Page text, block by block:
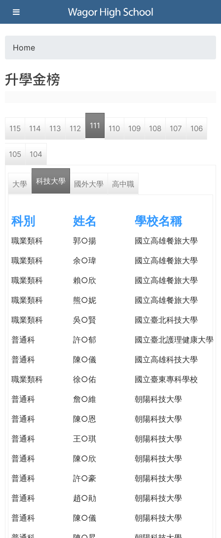
Jump to navigation
葳
格
高
學
格。
WAGOR
TODAY
THE
WORLD
PUTTING
YOU
THE
o
a
r
e
e
r
e
Home
升學金榜
115 114 113 112 111 110 109 108 107 106
105 104
大學 科技大學 國外大學 高中職
科別 姓名 學校名稱
職業類科 郭○揚
國立高雄餐旅大學
職業類科
余○瑋
國立高雄餐旅大學
職業類科
賴○欣
國立高雄餐旅大學
職業類科
熊○妮
國立高雄餐旅大學
職業類科
吳○賢
國立臺北科技大學
普通科
許○郁
國立臺北護理健康大學
普通科
陳○儀
國立高雄科技大學
職業類科
徐○佑
國立臺東專科學校
普通科
詹○維
朝陽科技大學
普通科
陳○恩
朝陽科技大學
普通科
王○琪
朝陽科技大學
普通科
陳○欣
朝陽科技大學
普通科
許○豪
朝陽科技大學
普通科
趙○勛
朝陽科技大學
普通科
陳○儀
朝陽科技大學